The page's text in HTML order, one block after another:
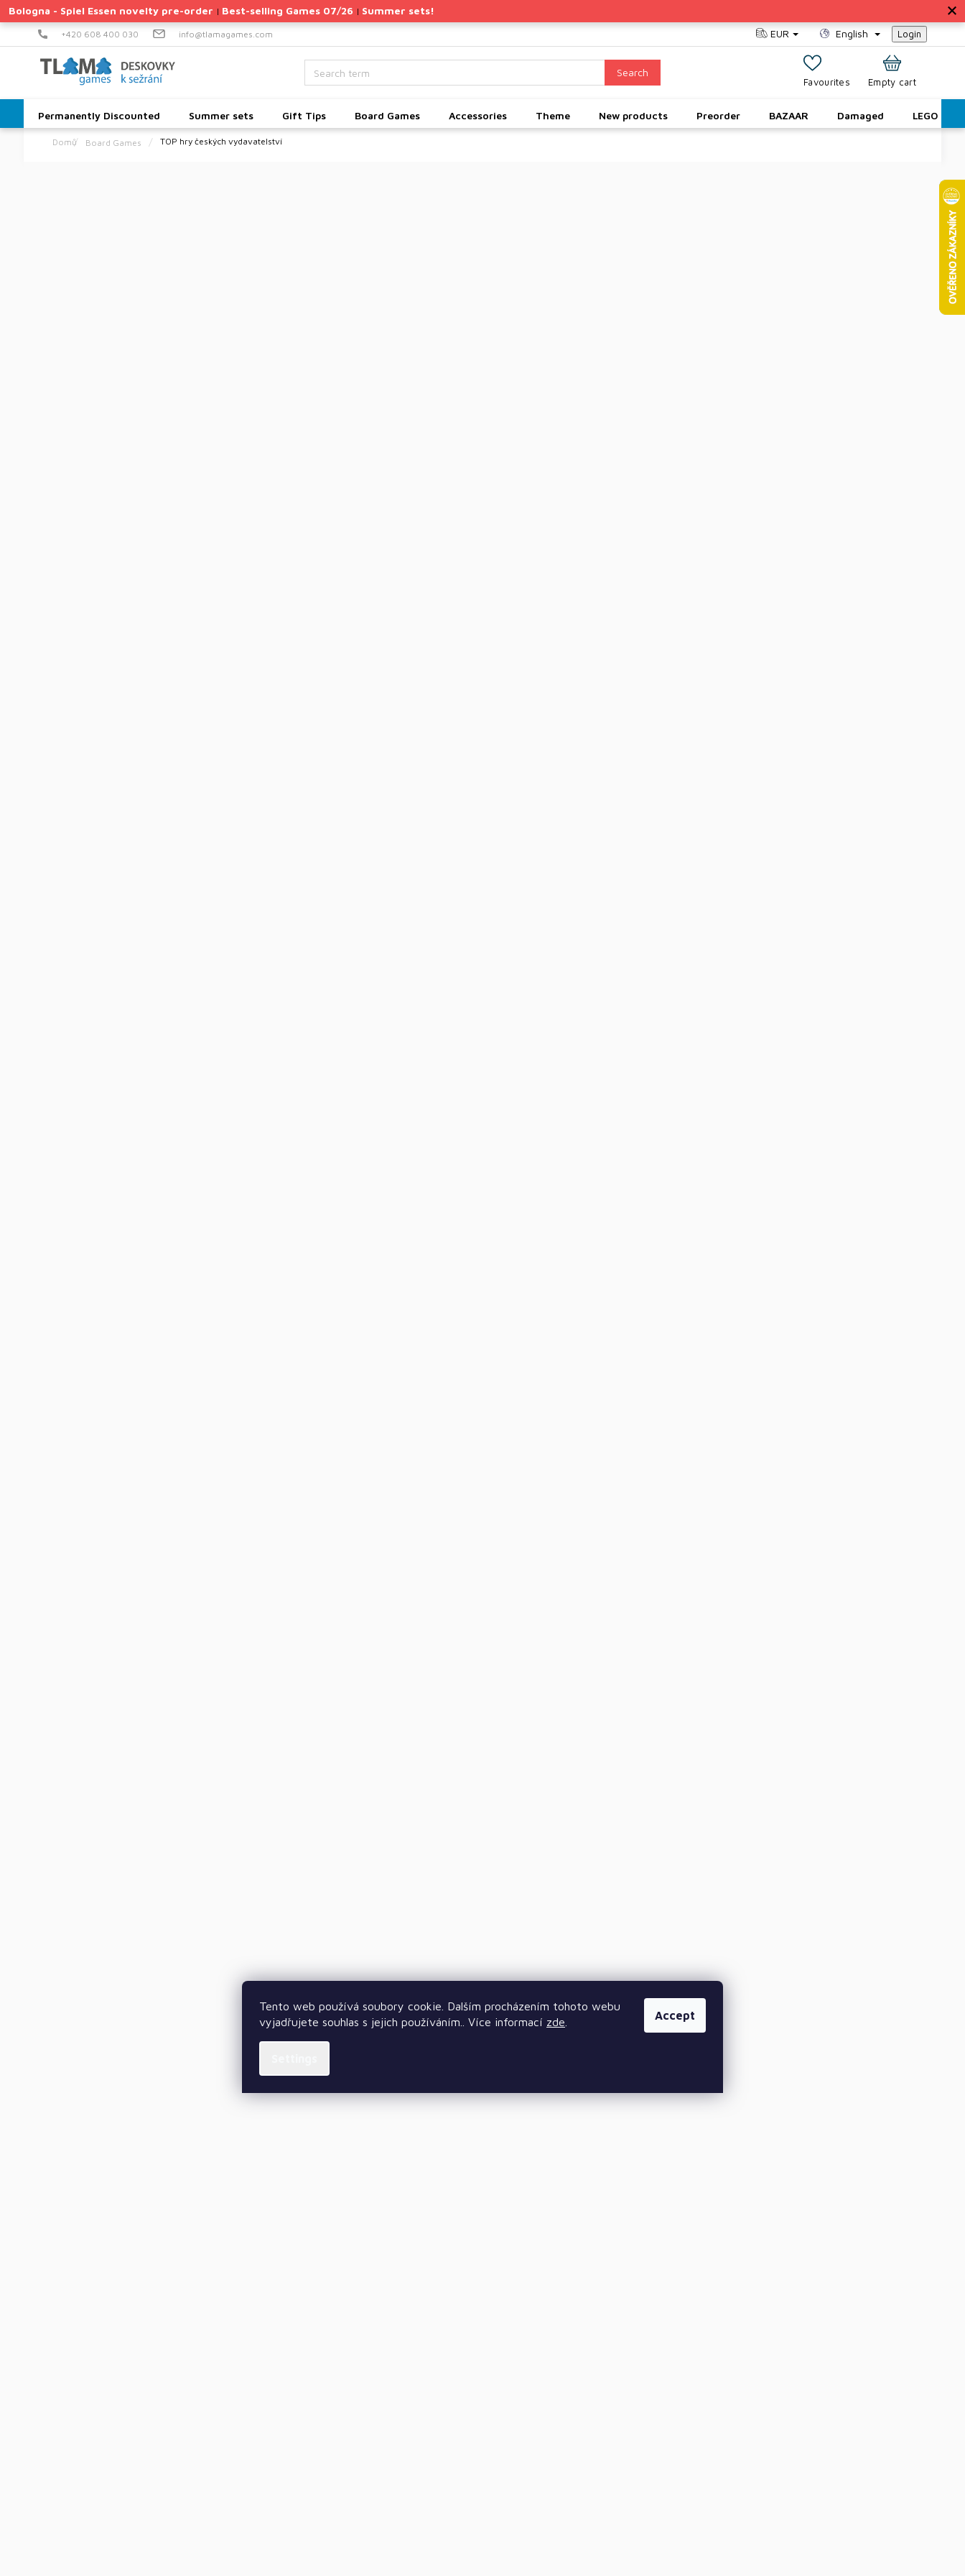
Tento web používá soubory cookie. Dalším procházením tohoto webu
vyjadřujete souhlas s jejich používáním.. Více informací zde Accept
Skip
to
Bologna - Spiel Essen novelty pre-order | Best-selling Games 07/26 | Summer sets!
+420 608 400 030 info@tlamagames.com EUR English Login
Search
SHOPPING
Empty cart
Permanently Discounted Summer sets Gift Tips Board Games Accessories Theme New products Preorder BAZAAR Damaged LEGO
HomeBoard Games TOP hry českých vydavatelství